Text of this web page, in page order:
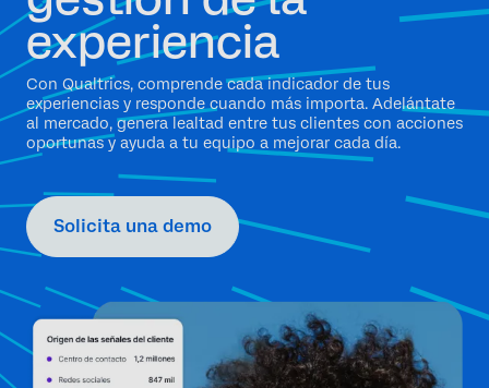
experiencia
Con Qualtrics, comprende cada indicador de tus
experiencias y responde cuando más importa. Adelántate
al mercado, genera lealtad entre tus clientes con acciones
oportunas y ayuda a tu equipo a mejorar cada día.
Solicita una demo